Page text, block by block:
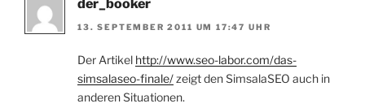
der_booker
13. SEPTEMBER 2011 UM 17:47 UHR
Der Artikel http://www.seo-labor.com/das-
simsalaseo-finale/ zeigt den SimsalaSEO auch in
anderen Situationen.